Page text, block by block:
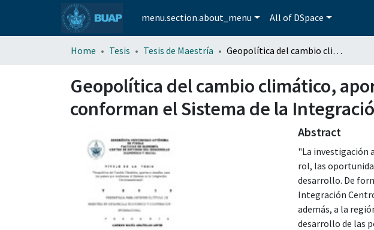
menu.section.about_menu All of DSpace
Home Tesis Tesis de Maestría Geopolítica del cambio climático, aportes y desafíos para los países que conforman el Sistema de la Integración Centroamericana
Geopolítica del cambio climático,
conforman el Sistema de la
Abstract
"La investigación
rol, las
desarrollo. De
Integración
además, a la
desarrollo de las